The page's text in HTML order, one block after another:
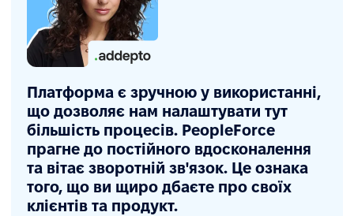
Платформа є зручною у використанні,
що дозволяє нам налаштувати тут
більшість процесів. PeopleForce
прагне до постійного вдосконалення
та вітає зворотній зв'язок. Це ознака
того, що ви щиро дбаєте про своїх
клієнтів та продукт.